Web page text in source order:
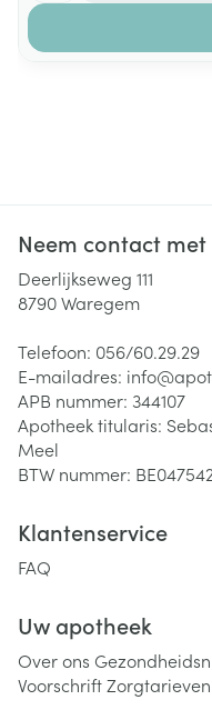
Neem contact
Deerlijkseweg 111
8790Waregem
Telefoon: 056/60.29.29
E-mailadres: info@
APB nummer: 344107
Apotheek titularis:
Meel
BTW nummer:
Klantenservice
FAQ
Uw apotheek
Over ons
VoorschriftZorgtarieven